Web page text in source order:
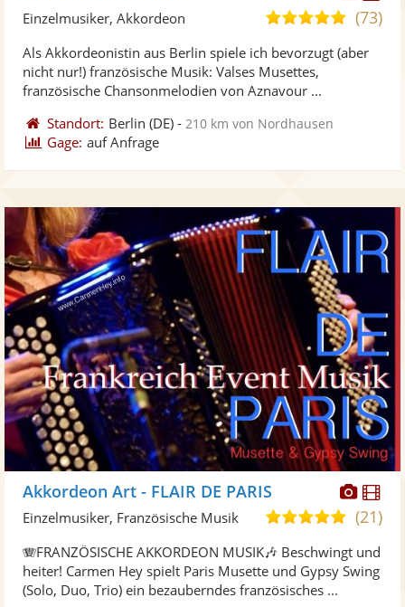
Fotos
5,0
5
(73)
Einzelmusiker, Akkordeon
Als Akkordeonistin aus Berlin spiele ich bevorzugt (aber
nicht nur!) französische Musik: Valses Musettes,
französische Chansonmelodien von Aznavour ...
Standort: Berlin (DE) - 210 km von Nordhausen
Gage: auf Anfrage
Fotos
Akkordeon Art - FLAIR DE PARIS
5,0
5
Sternen
(21)
Einzelmusiker, Französische Musik
🪗FRANZÖSISCHE AKKORDEON MUSIK🎶 Beschwingt und
heiter! Carmen Hey spielt Paris Musette und Gypsy Swing
(Solo, Duo, Trio) ein bezauberndes französisches ...